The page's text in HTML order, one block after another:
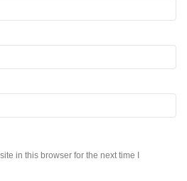
in this browser for the next time I